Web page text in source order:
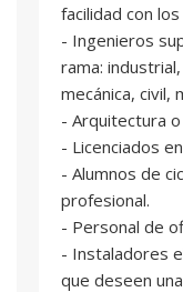
facilidad con
- Ingenieros
rama:
mecánica, civil,
- Arquitectura
- Licenciados
- Alumnos de
profesional.
- Personal de
- Instaladores
que deseen